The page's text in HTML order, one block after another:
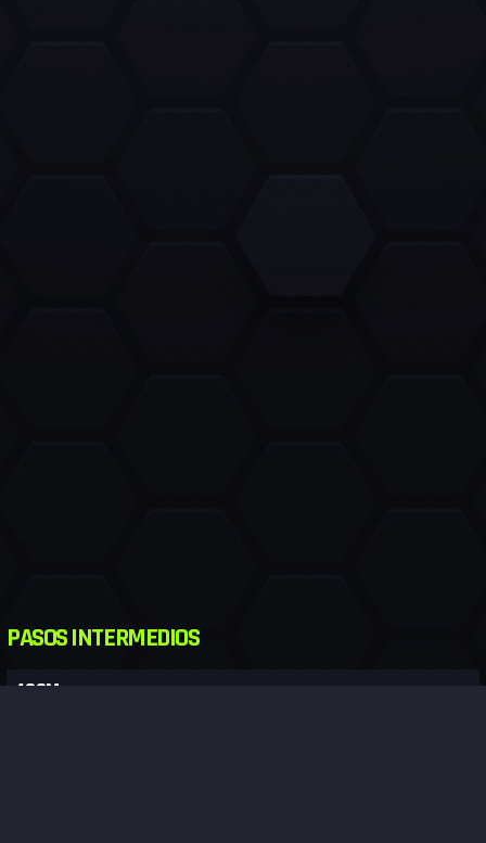
PASOS INTERMEDIOS
400M